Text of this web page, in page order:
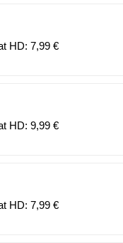
HD: 7,99 €
HD: 9,99 €
HD: 7,99 €